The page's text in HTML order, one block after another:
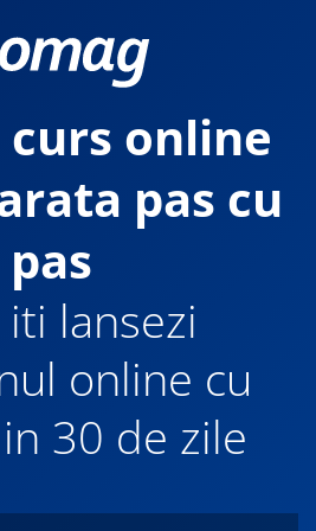
curs online
pas cu
pas
lansezi
online cu
30 de zile